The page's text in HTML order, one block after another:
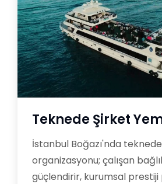
Teknede Şirket
İstanbul Boğazı'nda
organizasyonu; çalışan
güçlendirir, kurumsal